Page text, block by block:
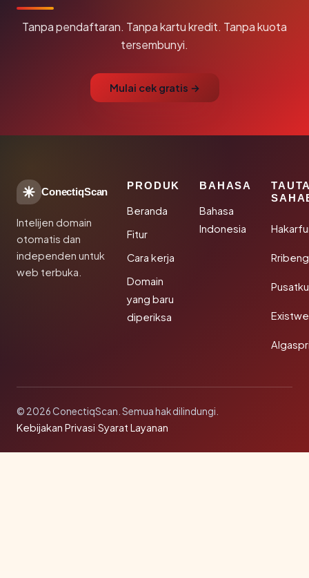
Tanpa pendaftaran. Tanpa kartu kredit. Tanpa kuota
tersembunyi.
Mulai cek gratis →
ConectiqScan
Intelijen domain
otomatis dan
independen untuk
web terbuka.
PRODUK
Beranda
Fitur
Cara kerja
Domain
yang baru
diperiksa
BAHASA
Bahasa
Indonesia
© 2026 ConectiqScan. Semua hak dilindungi.
Kebijakan Privasi·Syarat Layanan